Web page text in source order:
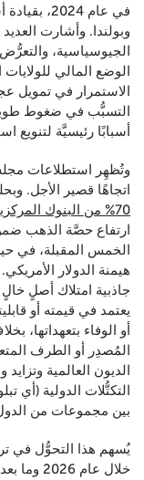
في عام
وبولندا. وأشارت
الجيوسياسية،
الوضع المالي
الاستمرار في تمويل
التسبُّب في ضغوط
أسبابًا رئيسيَّة لتنويع
وتُظهِر استطلاعات
اتجاهًا قصير الأجل. وبحلول
70% من البنوك المركزية التي شاركت في الاستطلاع
ارتفاع حصَّة الذهب ضمن
الخمس المقبلة، في
هيمنة الدولار
جاذبية امتلاك أصلٍ
يعتمد في قيمته أو
أو الوفاء بتعهداتها،
المُصدِر أو الطرف
الديون العالمية
التكتُّلات الدولية (أي
بين مجموعات من
يُسهم هذا التحوُّل في
خلال